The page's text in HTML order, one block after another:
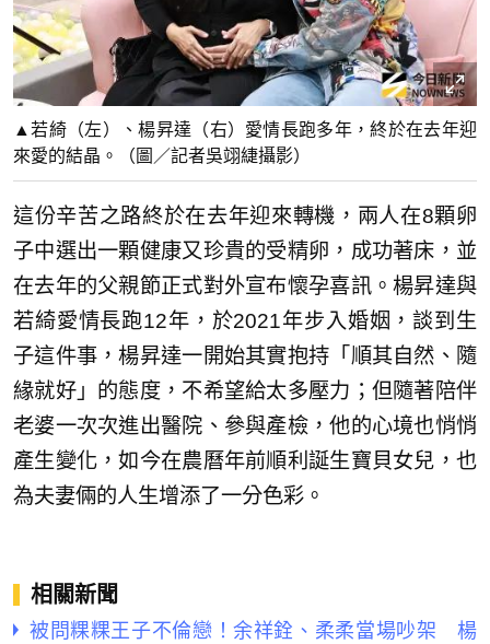
▲若綺（左）、楊昇達（右）愛情長跑多年，終於在去年迎
來愛的結晶。（圖／記者吳翊緁攝影）
這份辛苦之路終於在去年迎來轉機，兩人在8顆卵
子中選出一顆健康又珍貴的受精卵，成功著床，並
在去年的父親節正式對外宣布懷孕喜訊。楊昇達與
若綺愛情長跑12年，於2021年步入婚姻，談到生
子這件事，楊昇達一開始其實抱持「順其自然、隨
緣就好」的態度，不希望給太多壓力；但隨著陪伴
老婆一次次進出醫院、參與產檢，他的心境也悄悄
產生變化，如今在農曆年前順利誕生寶貝女兒，也
為夫妻倆的人生增添了一分色彩。
相關新聞
被問粿粿王子不倫戀！余祥銓、柔柔當場吵架 楊